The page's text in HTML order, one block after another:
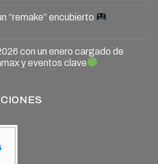
“remake” encubierto
con un enero cargado de
y eventos clave